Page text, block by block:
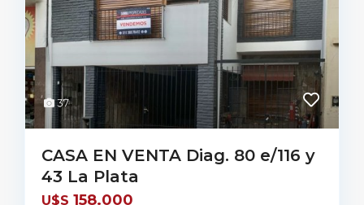
37
CASA EN VENTA Diag. 80 e/116 y
43 La Plata
U$S 158.000